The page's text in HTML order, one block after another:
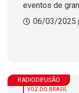
eventos de
06/03/2025
RADIODIFUSÃO
VOZ DO BRASIL